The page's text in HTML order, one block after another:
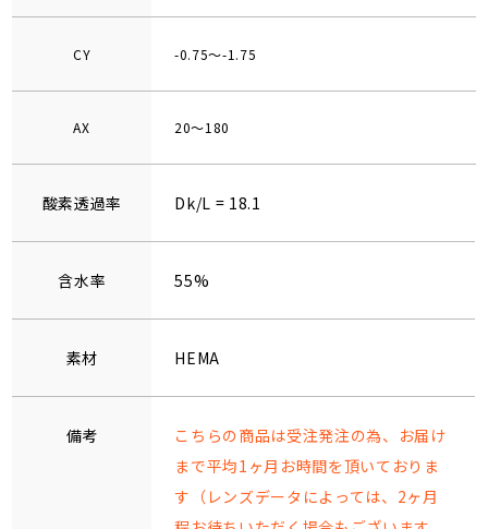
CY -0.75～-1.75
AX 20～180
酸素透過率 Dk/L = 18.1
含水率 55%
素材 HEMA
備考
こちらの商品は受注発注の為、お届け
まで平均1ヶ月お時間を頂いておりま
す（レンズデータによっては、2ヶ月